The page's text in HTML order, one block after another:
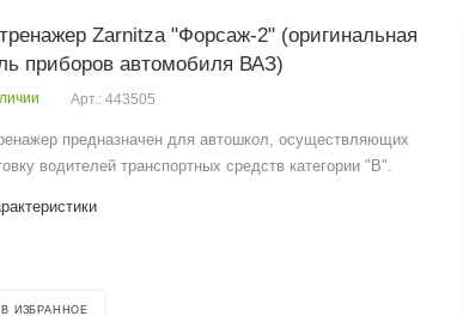
Zarnitza "Форсаж-2" (оригинальная
приборов автомобиля ВАЗ)
Арт.: 443505
предназначен для автошкол, осуществляющих
водителей транспортных средств категории "В".
В ИЗБРАННОЕ